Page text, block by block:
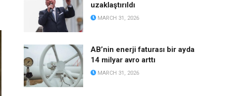
uzaklaştırıldı
MARCH 31, 2026
AB’nin enerji faturası bir ayda
14 milyar avro arttı
MARCH 31, 2026